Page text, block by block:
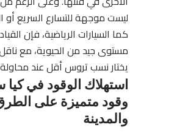
ليست موجهة للتسارع السريع أو
كما السيارات الرياضية، فإن
يختار نسب تروس أقل عند
استهلاك الوقود في
وقود متميزة على
والمدينة